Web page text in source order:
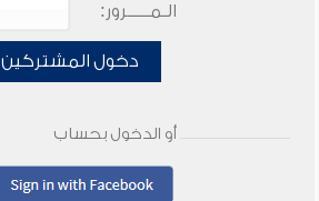
الـمـــــرور:
دخول المشتركين
أو الدخول بحساب